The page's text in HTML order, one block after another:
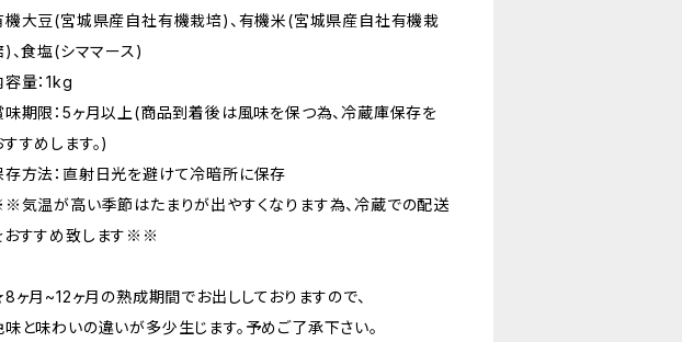
機大豆(宮城県産自社有機栽培)、有機米(宮城県産自社有機栽
)、食塩(シママース)
容量：1kg
味期限：5ヶ月以上(商品到着後は風味を保つ為、冷蔵庫保存を
すすめします。)
存方法：直射日光を避けて冷暗所に保存
気温が高い季節はたまりが出やすくなります為、冷蔵での配送
おすすめ致します※※
ヶ月~12ヶ月の熟成期間でお出ししておりますので、
味と味わいの違いが多少生じます。予めご了承下さい。